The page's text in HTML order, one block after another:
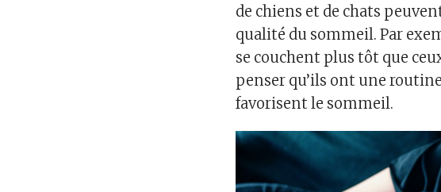
de chiens et de chats
qualité du sommeil. Par
se couchent plus tôt que
penser qu’ils ont une
favorisent le sommeil.